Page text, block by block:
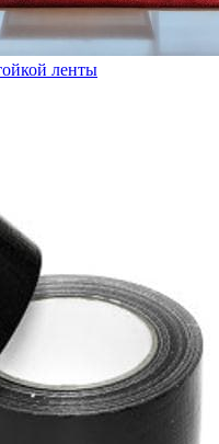
ленты